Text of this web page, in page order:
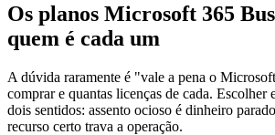
Os planos Microsoft 365
quem é cada um
A dúvida raramente é "vale a pena o
comprar e quantas licenças de cada. Escolher
dois sentidos: assento ocioso é dinheiro
recurso certo trava a operação.